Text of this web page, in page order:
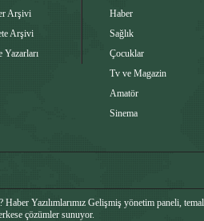
Arşivi
Arşivi
Yazarları
Haber
Sağlık
Çocuklar
Tv ve Magazin
Amatör
Sinema
Yazılımlarımız Gelişmiş yönetim paneli,
çözümler sunuyor.